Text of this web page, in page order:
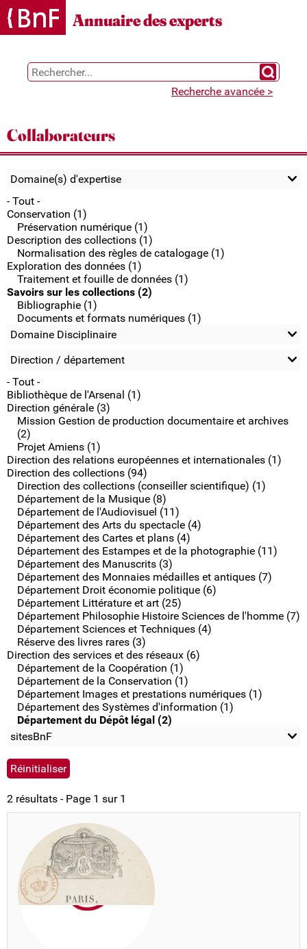
Gestion des cookies
Annuaire des experts
Chercher
Recherche avancée >
Collaborateurs
Domaine(s) d'expertise
- Tout -
Conservation (1)
Préservation numérique (1)
Description des collections (1)
Normalisation des règles de catalogage (1)
Exploration des données (1)
Traitement et fouille de données (1)
Savoirs sur les collections (2)
Bibliographie (1)
Documents et formats numériques (1)
Domaine Disciplinaire
Direction / département
- Tout -
Bibliothèque de l'Arsenal (1)
Direction générale (3)
Mission Gestion de production documentaire et archives
(2)
Projet Amiens (1)
Direction des relations européennes et internationales (1)
Direction des collections (94)
Direction des collections (conseiller scientifique) (1)
Département de la Musique (8)
Département de l'Audiovisuel (11)
Département des Arts du spectacle (4)
Département des Cartes et plans (4)
Département des Estampes et de la photographie (11)
Département des Manuscrits (3)
Département des Monnaies médailles et antiques (7)
Département Droit économie politique (6)
Département Littérature et art (25)
Département Philosophie Histoire Sciences de l'homme (7)
Département Sciences et Techniques (4)
Réserve des livres rares (3)
Direction des services et des réseaux (6)
Département de la Coopération (1)
Département de la Conservation (1)
Département Images et prestations numériques (1)
Département des Systèmes d'information (1)
Département du Dépôt légal (2)
sitesBnF
2 résultats - Page 1 sur 1